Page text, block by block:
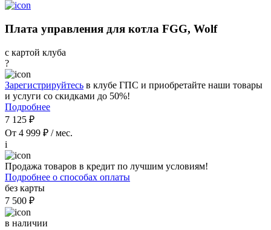
Плата управления для котла FGG, Wolf
с картой клуба
?
Зарегистрируйтесь в клубе ГПС и приобретайте наши товары
и услуги со скидками до 50%!
Подробнее
7 125 ₽
От 4 999 ₽ / мес.
i
Продажа товаров в кредит по лучшим условиям!
Подробнее о способах оплаты
без карты
7 500 ₽
в наличии